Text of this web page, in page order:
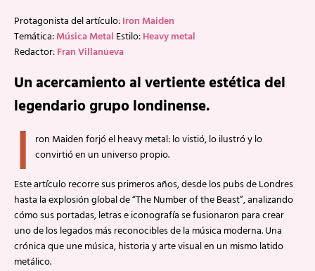
Protagonista del artículo:Iron Maiden
Temática:Música Metal Estilo:Heavy metal
Redactor:Fran Villanueva
Un acercamiento al vertiente estética del
legendario grupo londinense.
I
ron Maiden forjó el heavy metal: lo vistió, lo ilustró y lo
convirtió en un universo propio.
Este artículo recorre sus primeros años, desde los pubs de Londres
hasta la explosión global de “The Number of the Beast”, analizando
cómo sus portadas, letras e iconografía se fusionaron para crear
uno de los legados más reconocibles de la música moderna. Una
crónica que une música, historia y arte visual en un mismo latido
metálico.